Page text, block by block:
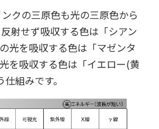
クの三原色も光の三原色から
射せず吸収する色は「シアン
光を吸収する色は「マゼンタ
を吸収する色は「イエロー(黄
組みです。